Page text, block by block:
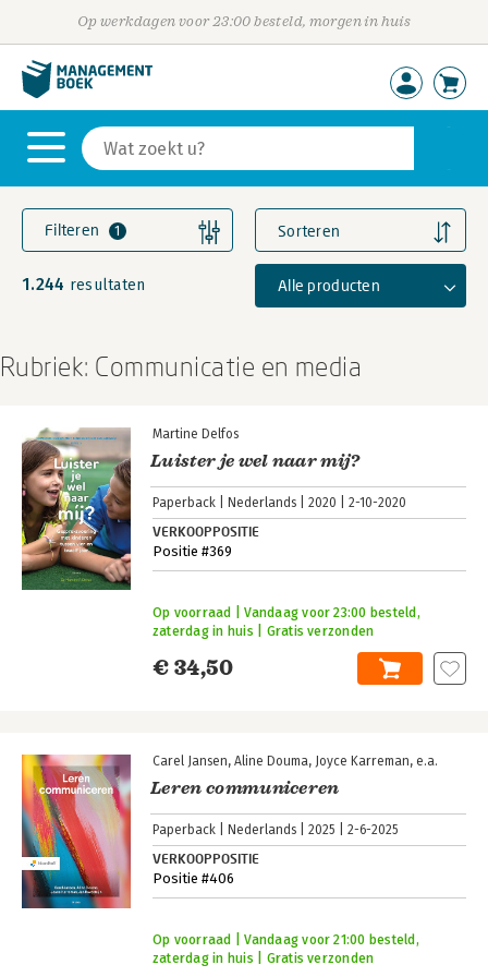
Op werkdagen voor 23:00 besteld, morgen in huis
Filteren 1 Sorteren
1.244 resultaten Alle producten
Rubriek: Communicatie en media
Martine Delfos
Luister je wel naar mij?
Paperback Nederlands 2020 2-10-2020
VERKOOPPOSITIE
Positie #369
€ 34,50
Op voorraad | Vandaag voor 23:00 besteld,
zaterdag in huis | Gratis verzonden
Carel Jansen Aline Douma Joyce Karreman e.a.
Leren communiceren
Paperback Nederlands 2025 2-6-2025
VERKOOPPOSITIE
Positie #406
Op voorraad | Vandaag voor 21:00 besteld,
zaterdag in huis | Gratis verzonden